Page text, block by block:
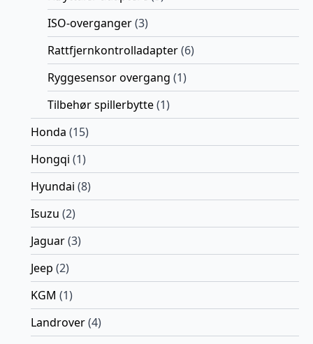
ISO-overganger(3)
Rattfjernkontrolladapter(6)
Ryggesensor overgang (1)
Tilbehør spillerbytte(1)
Honda (15)
Hongqi (1)
Hyundai (8)
Isuzu (2)
Jaguar(3)
Jeep (2)
KGM (1)
Landrover(4)